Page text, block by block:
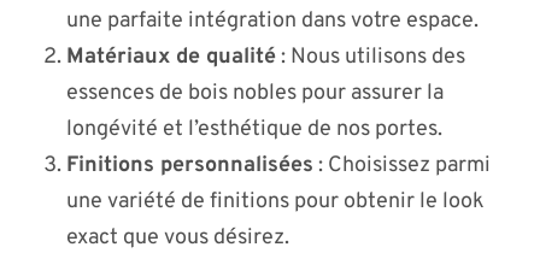
une parfaite intégration dans votre espace.
Matériaux de qualité: Nous utilisons des
essences de bois nobles pour assurer la
longévité et l’esthétique de nos portes.
Finitions personnalisées : Choisissez parmi
une variété de finitions pour obtenir le look
exact que vous désirez.